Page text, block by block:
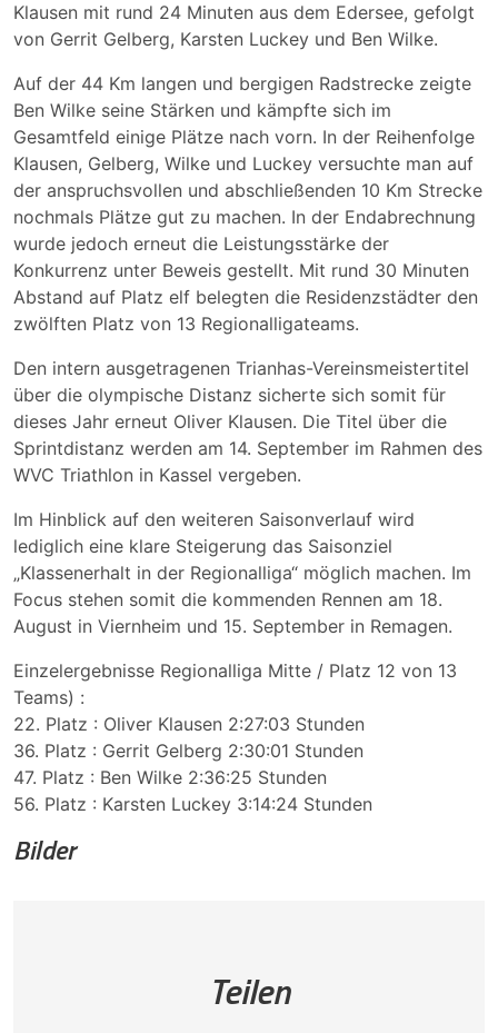
Klausen mit rund 24 Minuten aus dem Edersee, gefolgt
von Gerrit Gelberg, Karsten Luckey und Ben Wilke.
Auf der 44 Km langen und bergigen Radstrecke zeigte
Ben Wilke seine Stärken und kämpfte sich im
Gesamtfeld einige Plätze nach vorn. In der Reihenfolge
Klausen, Gelberg, Wilke und Luckey versuchte man auf
der anspruchsvollen und abschließenden 10 Km Strecke
nochmals Plätze gut zu machen. In der Endabrechnung
wurde jedoch erneut die Leistungsstärke der
Konkurrenz unter Beweis gestellt. Mit rund 30 Minuten
Abstand auf Platz elf belegten die Residenzstädter den
zwölften Platz von 13 Regionalligateams.
Den intern ausgetragenen Trianhas-Vereinsmeistertitel
über die olympische Distanz sicherte sich somit für
dieses Jahr erneut Oliver Klausen. Die Titel über die
Sprintdistanz werden am 14. September im Rahmen des
WVC Triathlon in Kassel vergeben.
Im Hinblick auf den weiteren Saisonverlauf wird
lediglich eine klare Steigerung das Saisonziel
„Klassenerhalt in der Regionalliga“ möglich machen. Im
Focus stehen somit die kommenden Rennen am 18.
August in Viernheim und 15. September in Remagen.
Einzelergebnisse Regionalliga Mitte / Platz 12 von 13
Teams) :
22. Platz : Oliver Klausen 2:27:03 Stunden
36. Platz : Gerrit Gelberg 2:30:01 Stunden
47. Platz : Ben Wilke 2:36:25 Stunden
56. Platz : Karsten Luckey 3:14:24 Stunden
Bilder
Teilen